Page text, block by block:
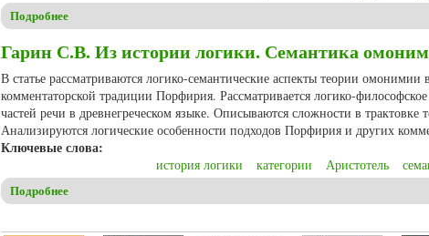
Подробнее
Гарин С.В. Из истории логики. Семантика
В статье рассматриваются логико-семантические аспекты теории омонимии
комментаторской традиции Порфирия. Рассматривается логико-
частей речи в древнегреческом языке. Описываются сложности в
Анализируются логические особенности подходов Порфирия и других
Ключевые слова:
история логики категории Аристотель
Подробнее